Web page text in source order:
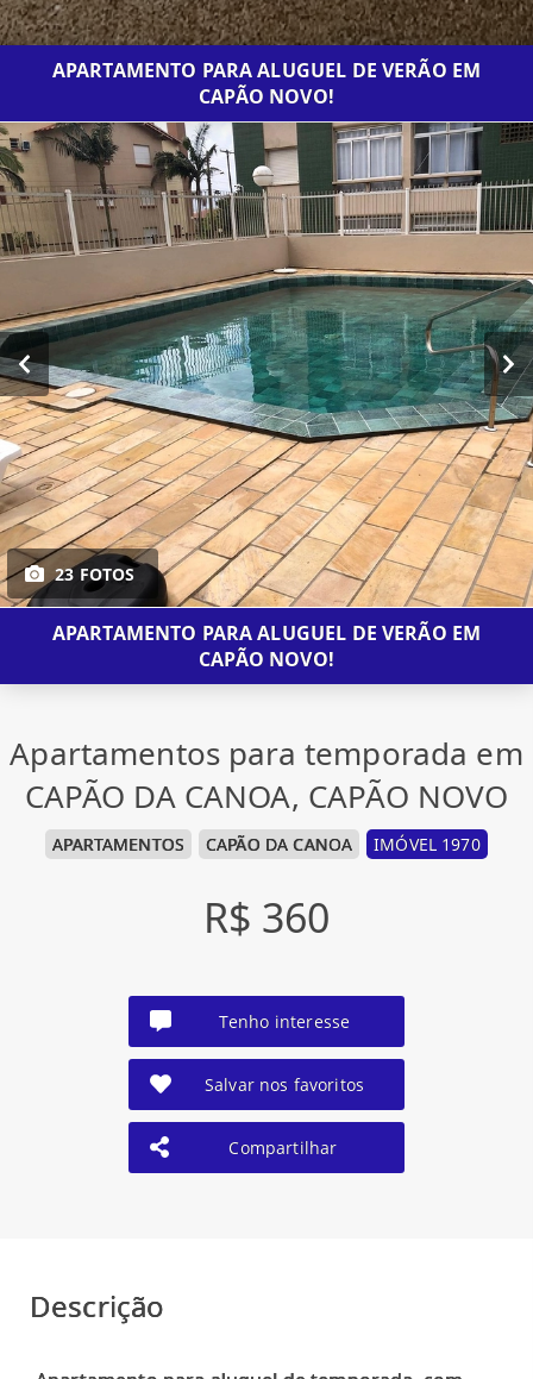
APARTAMENTO PARA ALUGUEL DE VERÃO EM
CAPÃO NOVO!
23 FOTOS
APARTAMENTO PARA ALUGUEL DE VERÃO EM
CAPÃO NOVO!
Apartamentos para temporada em
CAPÃO DA CANOA, CAPÃO NOVO
APARTAMENTOS CAPÃO DA CANOA IMÓVEL 1970
R$ 360
Tenho interesse
Salvar nos favoritos
Compartilhar
Descrição